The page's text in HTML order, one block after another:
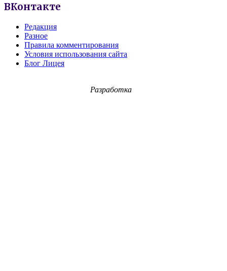
ВКонтакте
Редакция
Разное
Правила комментирования
Условия использования сайта
Блог Лицея
Разработка